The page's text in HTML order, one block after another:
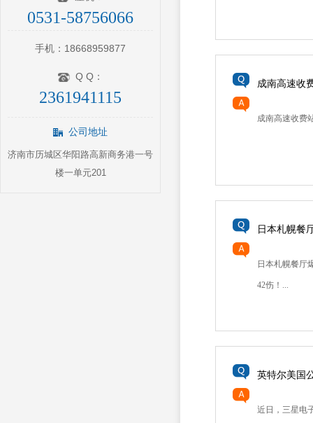
0531-58756066
手机：18668959877
Q Q：
2361941115
公司地址
济南市历城区华阳路高新商务港一号
楼一单元201
成南高速收
成南高速收费
日本札幌餐
日本札幌餐厅
42伤！...
英特尔美国
近日，三星电